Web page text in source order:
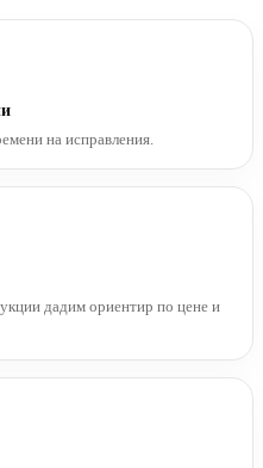
на исправления.
дадим ориентир по цене и